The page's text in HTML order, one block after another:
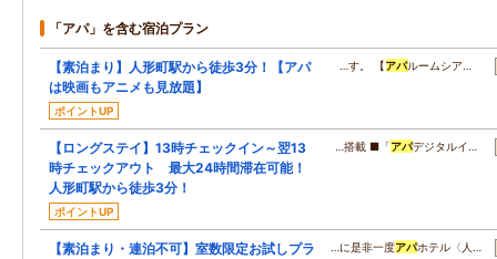
「アパ」を含む宿泊プラン
【素泊まり】人形町駅から徒歩3分！【アパ
は映画もアニメも見放題】
ポイントUP
…す。 【アパルームシア…
【ロングステイ】13時チェックイン～翌13
時チェックアウト 最大24時間滞在可能！
人形町駅から徒歩3分！
ポイントUP
…搭載 ■「アパデジタルイ…
【素泊まり・連泊不可】室数限定お試しプラ
…に是非一度アパホテル〈人…